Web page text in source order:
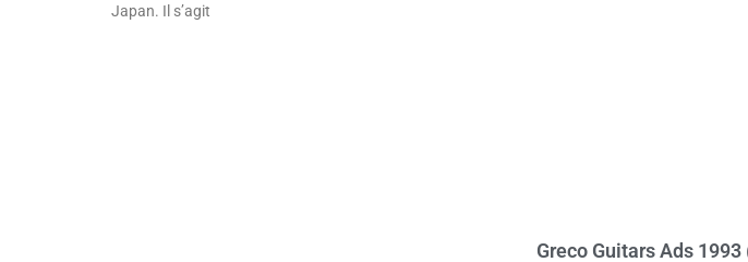
Japan. Il s’agit
Greco Guitars Ads 1993